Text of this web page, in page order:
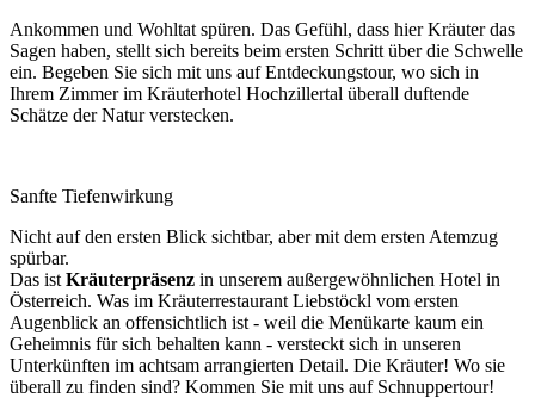
Ankommen und Wohltat spüren. Das Gefühl, dass hier Kräuter das
Sagen haben, stellt sich bereits beim ersten Schritt über die Schwelle
ein. Begeben Sie sich mit uns auf Entdeckungstour, wo sich in
Ihrem Zimmer im Kräuterhotel Hochzillertal überall duftende
Schätze der Natur verstecken.
Sanfte Tiefenwirkung
Nicht auf den ersten Blick sichtbar, aber mit dem ersten Atemzug
spürbar.
Das ist Kräuterpräsenz in unserem außergewöhnlichen Hotel in
Österreich. Was im Kräuterrestaurant Liebstöckl vom ersten
Augenblick an offensichtlich ist - weil die Menükarte kaum ein
Geheimnis für sich behalten kann - versteckt sich in unseren
Unterkünften im achtsam arrangierten Detail. Die Kräuter! Wo sie
überall zu finden sind? Kommen Sie mit uns auf Schnuppertour!